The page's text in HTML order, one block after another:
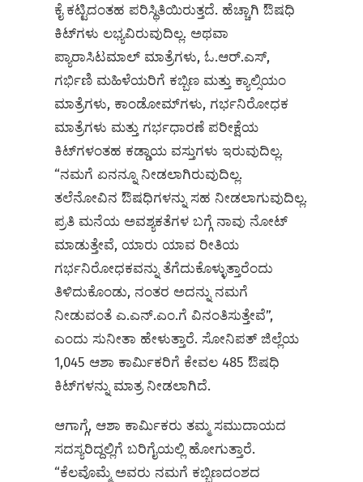
ಕೈ ಕಟ್ಟಿದಂತಹ ಪರಿಸ್ಥಿತಿಯಿರುತ್ತದೆ. ಹೆಚ್ಚಾಗಿ ಔಷಧಿ
ಕಿಟ್‌ಗಳು ಲಭ್ಯವಿರುವುದಿಲ್ಲ. ಅಥವಾ
ಪ್ಯಾರಾಸಿಟಮಾಲ್‌ ಮಾತ್ರೆಗಳು, ಓ.ಆರ್‌.ಎಸ್,‌
ಗರ್ಭಿಣಿ ಮಹಿಳೆಯರಿಗೆ ಕಬ್ಬಿಣ ಮತ್ತು ಕ್ಯಾಲ್ಸಿಯಂ
ಮಾತ್ರೆಗಳು, ಕಾಂಡೋಮ್‌ಗಳು, ಗರ್ಭನಿರೋಧಕ
ಮಾತ್ರೆಗಳು ಮತ್ತು ಗರ್ಭಧಾರಣೆ ಪರೀಕ್ಷೆಯ
ಕಿಟ್‌ಗಳಂತಹ ಕಡ್ಡಾಯ ವಸ್ತುಗಳು ಇರುವುದಿಲ್ಲ.
“ನಮಗೆ ಏನನ್ನೂ ನೀಡಲಾಗಿರುವುದಿಲ್ಲ.
ತಲೆನೋವಿನ ಔಷಧಿಗಳನ್ನು ಸಹ ನೀಡಲಾಗುವುದಿಲ್ಲ.
ಪ್ರತಿ ಮನೆಯ ಅವಶ್ಯಕತೆಗಳ ಬಗ್ಗೆ ನಾವು ನೋಟ್
ಮಾಡುತ್ತೇವೆ, ಯಾರು ಯಾವ ರೀತಿಯ
ಗರ್ಭನಿರೋಧಕವನ್ನು ತೆಗೆದುಕೊಳ್ಳುತ್ತಾರೆಂದು
ತಿಳಿದುಕೊಂಡು, ನಂತರ ಅದನ್ನು ನಮಗೆ
ನೀಡುವಂತೆ ಎ.ಎನ್‌.ಎಂ.ಗೆ ವಿನಂತಿಸುತ್ತೇವೆ”,
ಎಂದು ಸುನೀತಾ ಹೇಳುತ್ತಾರೆ. ಸೋನಿಪತ್ ಜಿಲ್ಲೆಯ
1,045 ಆಶಾ ಕಾರ್ಮಿಕರಿಗೆ ಕೇವಲ 485 ಔಷಧಿ
ಕಿಟ್‌ಗಳನ್ನು ಮಾತ್ರ ನೀಡಲಾಗಿದೆ.
ಆಗಾಗ್ಗೆ, ಆಶಾ ಕಾರ್ಮಿಕರು ತಮ್ಮ ಸಮುದಾಯದ
ಸದಸ್ಯರಿದ್ದಲ್ಲಿಗೆ ಬರಿಗೈಯಲ್ಲಿ ಹೋಗುತ್ತಾರೆ.
“ಕೆಲವೊಮ್ಮೆ ಅವರು ನಮಗೆ ಕಬ್ಬಿಣದಂಶದ